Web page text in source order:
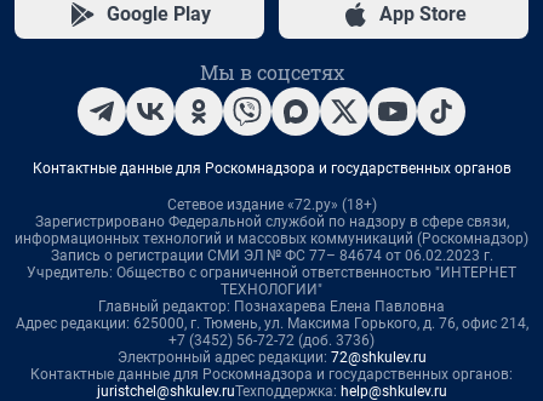
Google Play App Store
Мы в соцсетях
Контактные данные для Роскомнадзора и государственных органов
Сетевое издание «72.ру» (18+)
Зарегистрировано Федеральной службой по надзору в сфере связи,
информационных технологий и массовых коммуникаций (Роскомнадзор)
Запись о регистрации СМИ ЭЛ № ФС 77– 84674 от 06.02.2023 г.
Учредитель: Общество с ограниченной ответственностью "ИНТЕРНЕТ
ТЕХНОЛОГИИ"
Главный редактор: Познахарева Елена Павловна
Адрес редакции: 625000, г. Тюмень, ул. Максима Горького, д. 76, офис 214,
+7 (3452) 56-72-72 (доб. 3736)
Электронный адрес редакции: 72@shkulev.ru
Контактные данные для Роскомнадзора и государственных органов:
juristchel@shkulev.ruТехподдержка: help@shkulev.ru